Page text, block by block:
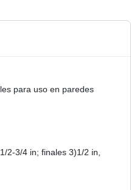
para uso en paredes
2-3/4 in; finales 3)1/2 in,